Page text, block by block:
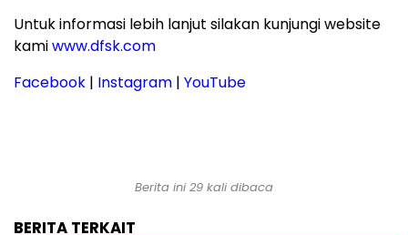
Untuk informasi lebih lanjut silakan kunjungi website
kamiwww.dfsk.com
Facebook | Instagram | YouTube
Berita ini 29 kali dibaca
BERITA TERKAIT